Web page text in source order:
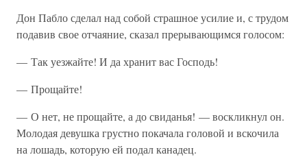
Дон Пабло сделал над собой страшное усилие и, с трудом
подавив свое отчаяние, сказал прерывающимся голосом:
— Так уезжайте! И да хранит вас Господь!
— Прощайте!
— О нет, не прощайте, а до свиданья! — воскликнул он.
Молодая девушка грустно покачала головой и вскочила
на лошадь, которую ей подал канадец.